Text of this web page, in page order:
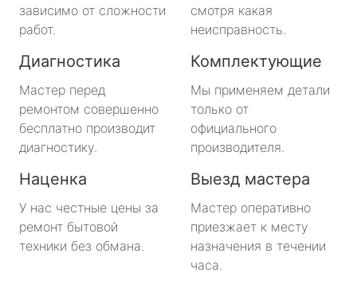
зависимо от сложности
работ.
смотря какая
неисправность.
Диагностика
Мастер перед
ремонтом совершенно
бесплатно производит
диагностику.
Комплектующие
Мы применяем детали
только от
официального
производителя.
Наценка
У нас честные цены за
ремонт бытовой
техники без обмана.
Выезд мастера
Мастер оперативно
приезжает к месту
назначения в течении
часа.